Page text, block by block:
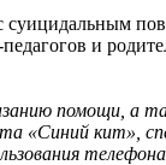
и
помощи, а
«Синий кит»,